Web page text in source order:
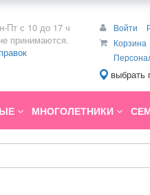
Пт с 10 до 17 ч
принимаются.
Войти
Корзина
выбрать
МНОГОЛЕТНИКИ